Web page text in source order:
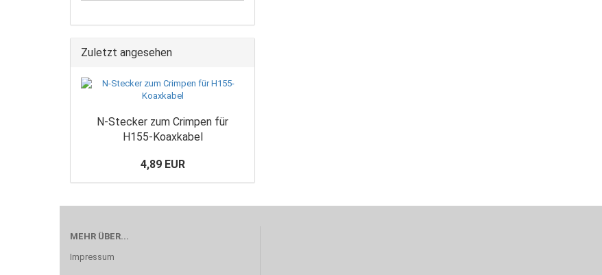
Zuletzt angesehen
N-Stecker zum Crimpen für
H155-Koaxkabel
4,89 EUR
MEHR ÜBER...
Impressum